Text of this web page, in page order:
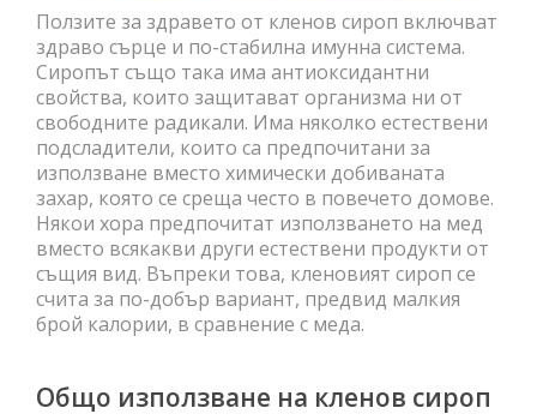
Ползите за здравето от кленов сироп включват
здраво сърце и по-стабилна имунна система.
Сиропът също така има антиоксидантни
свойства, които защитават организма ни от
свободните радикали. Има няколко естествени
подсладители, които са предпочитани за
използване вместо химически добиваната
захар, която се среща често в повечето домове.
Някои хора предпочитат използването на мед
вместо всякакви други естествени продукти от
същия вид. Въпреки това, кленовият сироп се
счита за по-добър вариант, предвид малкия
брой калории, в сравнение с меда.
Общо използване на кленов сироп